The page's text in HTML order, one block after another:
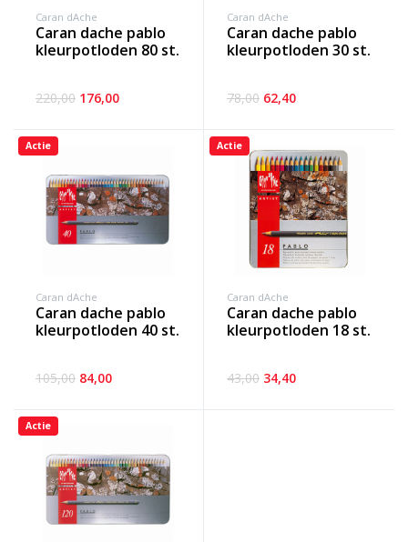
Caran dAche
caran dache pablo
kleurpotloden 80 st.
220,00 176,00
Caran dAche
caran dache pablo
kleurpotloden 30 st.
78,00 62,40
Actie
Caran dAche
caran dache pablo
kleurpotloden 40 st.
105,00 84,00
Actie
Caran dAche
caran dache pablo
kleurpotloden 18 st.
43,00 34,40
Actie